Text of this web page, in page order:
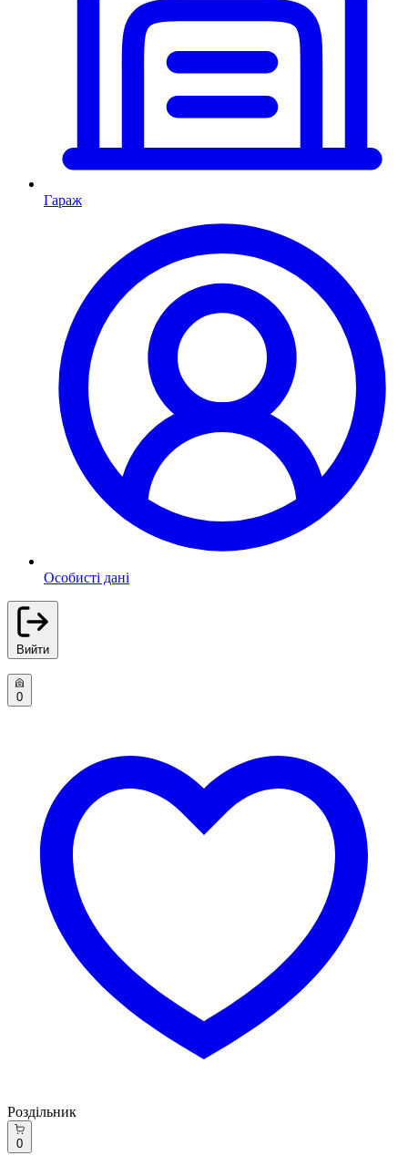
Гараж
Особисті дані
Вийти
0
Роздільник
0